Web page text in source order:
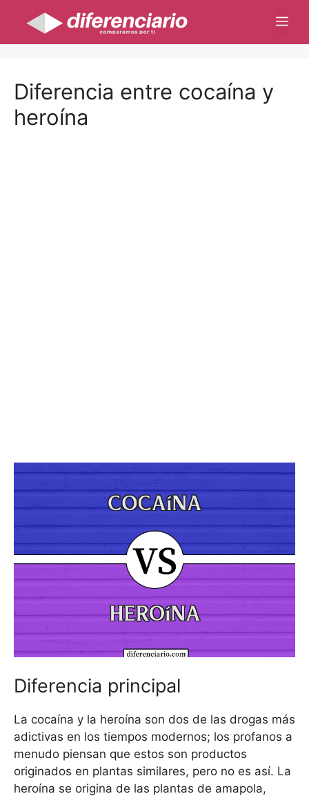
contenido
Diferencia entre cocaína y
heroína
Diferencia principal
La cocaína y la heroína son dos de las drogas más
adictivas en los tiempos modernos; los profanos a
menudo piensan que estos son productos
originados en plantas similares, pero no es así. La
heroína se origina de las plantas de amapola,